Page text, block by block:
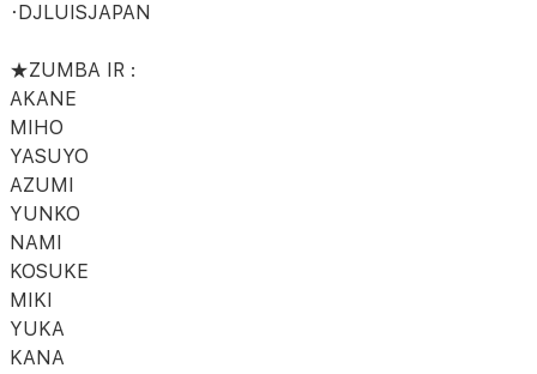
・DJLUISJAPAN
★ZUMBA IR :
AKANE
MIHO
YASUYO
AZUMI
YUNKO
NAMI
KOSUKE
MIKI
YUKA
KANA